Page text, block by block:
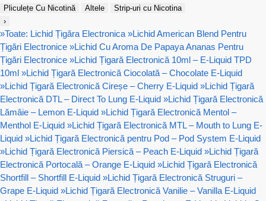
Pliculețe Cu Nicotină
Altele
Strip-uri cu Nicotina
›
»Toate: Lichid Țigăra Electronica »Lichid American Blend Pentru
Țigări Electronice »Lichid Cu Aroma De Papaya Ananas Pentru
Țigări Electronice »Lichid Țigară Electronică 10ml – E-Liquid TPD
10ml »Lichid Țigară Electronică Ciocolată – Chocolate E-Liquid
»Lichid Țigară Electronică Cireșe – Cherry E-Liquid »Lichid Țigară
Electronică DTL – Direct To Lung E-Liquid »Lichid Țigară Electronică
Lămâie – Lemon E-Liquid »Lichid Țigară Electronică Mentol –
Menthol E-Liquid »Lichid Țigară Electronică MTL – Mouth to Lung E-
Liquid »Lichid Țigară Electronică pentru Pod – Pod System E-Liquid
»Lichid Țigară Electronică Piersică – Peach E-Liquid »Lichid Țigară
Electronică Portocală – Orange E-Liquid »Lichid Țigară Electronică
Shortfill – Shortfill E-Liquid »Lichid Țigară Electronică Struguri –
Grape E-Liquid »Lichid Țigară Electronică Vanilie – Vanilla E-Liquid